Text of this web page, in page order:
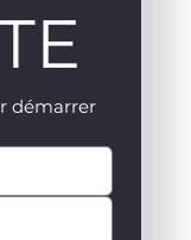
démarrer